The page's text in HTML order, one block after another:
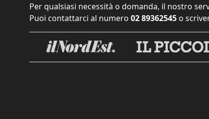
Per qualsiasi necessità o domanda, il nostro
Puoi contattarci al numero 02 89362545 o